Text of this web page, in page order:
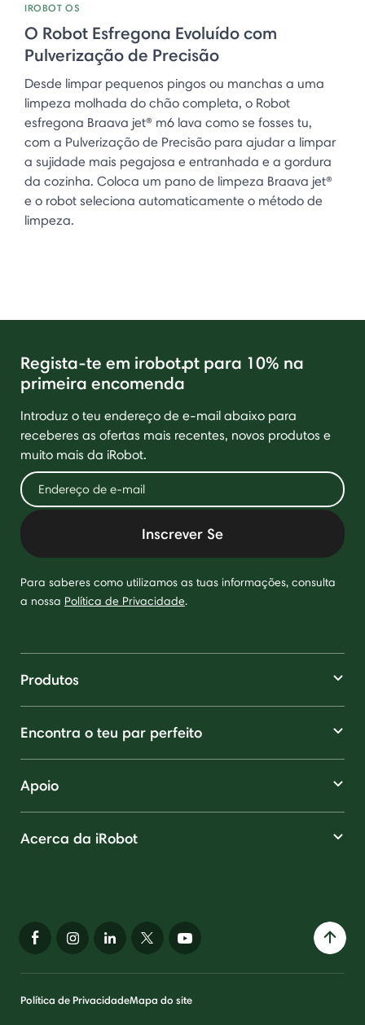
IROBOT OS
O Robot Esfregona Evoluído com
Pulverização de Precisão
Desde limpar pequenos pingos ou manchas a uma
limpeza molhada do chão completa, o Robot
esfregona Braava jet® m6 lava como se fosses tu,
com a Pulverização de Precisão para ajudar a limpar
a sujidade mais pegajosa e entranhada e a gordura
da cozinha. Coloca um pano de limpeza Braava jet®
e o robot seleciona automaticamente o método de
limpeza.
Regista-te em irobot.pt para 10% na
primeira encomenda
Introduz o teu endereço de e-mail abaixo para
receberes as ofertas mais recentes, novos produtos e
muito mais da iRobot.
Inscrever Se
Para saberes como utilizamos as tuas informações, consulta
a nossa Política de Privacidade.
Produtos
Encontra o teu par perfeito
Apoio
Acerca da iRobot
Política de PrivacidadeMapa do site